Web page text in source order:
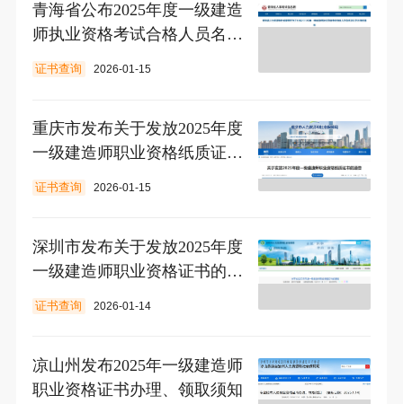
青海省公布2025年度一级建造
师执业资格考试合格人员名单
及证书办理的通知
证书查询 2026-01-15
重庆市发布关于发放2025年度
一级建造师职业资格纸质证书
的通告
证书查询 2026-01-15
深圳市发布关于发放2025年度
一级建造师职业资格证书的通
知
证书查询 2026-01-14
凉山州发布2025年一级建造师
职业资格证书办理、领取须知